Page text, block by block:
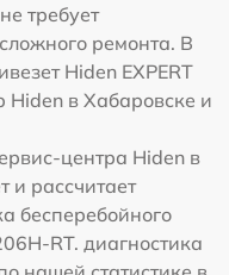
требует
ремонта. В
Hiden EXPERT
Hiden в Хабаровске и
центра Hiden в
и рассчитает
бесперебойного
RT. диагностика